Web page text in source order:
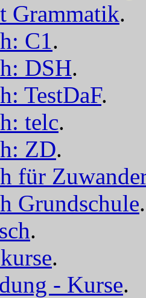
Grammatik.
C1.
DSH.
TestDaF.
telc.
ZD.
für
Grundschule.
.
.
- Kurse.